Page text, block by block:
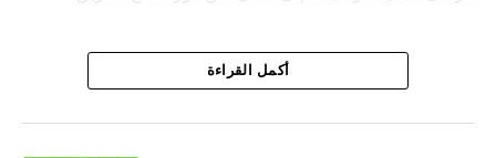
أكمل القراءة